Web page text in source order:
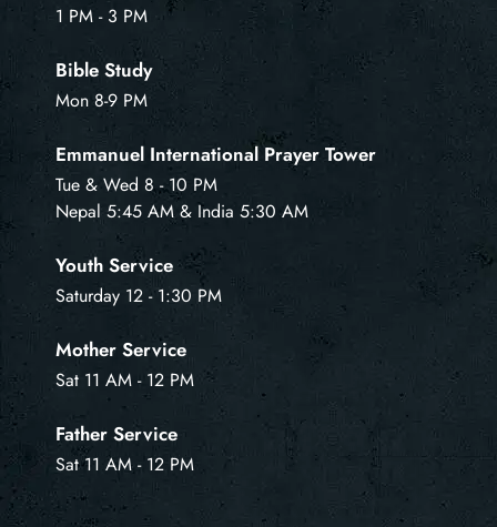
1 PM - 3 PM
Bible Study
Mon 8-9 PM
Emmanuel International Prayer Tower
Tue & Wed 8 - 10 PM
Nepal 5:45 AM & India 5:30 AM
Youth Service
Saturday 12 - 1:30 PM
Mother Service
Sat 11 AM - 12 PM
Father Service
Sat 11 AM - 12 PM